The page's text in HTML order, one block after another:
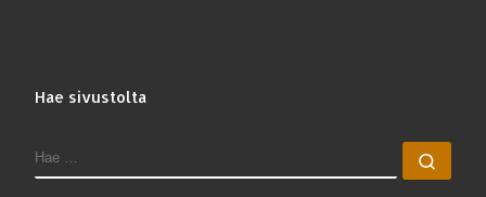
Hae sivustolta
HAE